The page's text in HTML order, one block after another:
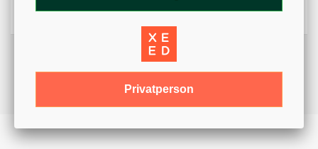
Privatperson